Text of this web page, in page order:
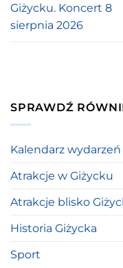
Giżycku. Koncert 8
sierpnia 2026
SPRAWDŹ
Kalendarz
Atrakcje w Giżycku
Atrakcje blisko
Historia Giżycka
Sport